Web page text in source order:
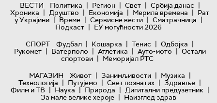
ВЕСТИ Политика | Регион | Свет | Србија данас |
Хроника | Друштво | Економија | Мерила времена | Рат
у Украјини | Време | Сервисне вести | Сматрачница |
Подкаст | ЕУ могућности 2026
СПОРТ
Фудбал | Кошарка | Тенис | Одбојка |
Рукомет | Ватерполо | Атлетика | Ауто-мото | Остали
спортови | Меморијал РТС
МАГАЗИН
Живот | Занимљивости | Музика |
Технологијa | Путујемо | Свет познатих | Здравље |
Филм и ТВ | Наука | Природа | Дигитални предузетник |
За мале велике хероје | Наизглед здрав